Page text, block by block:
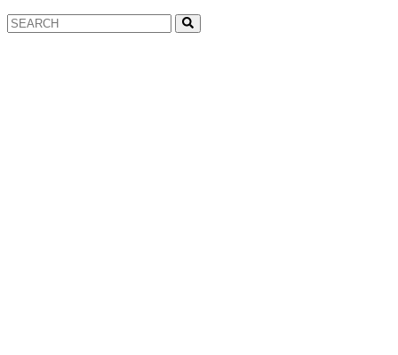
Search
for: